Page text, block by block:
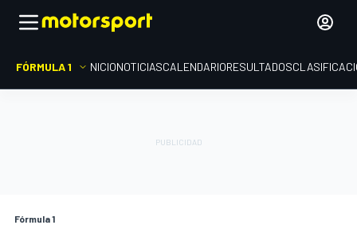
FÓRMULA 1 INICIONOTICIASCALENDARIORESULTADOS
Fórmula 1